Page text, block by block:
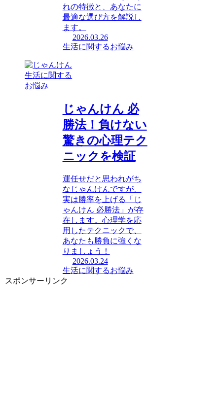
れの特徴と、あなたに
最適な選び方を解説し
ます。
2026.03.26
生活に関するお悩み
生活に関する
お悩み
じゃんけん 必
勝法！負けない
驚きの心理テク
ニックを検証
運任せだと思われがち
なじゃんけんですが、
実は勝率を上げる「じ
ゃんけん 必勝法」が存
在します。心理学を応
用したテクニックで、
あなたも勝負に強くな
りましょう！
2026.03.24
生活に関するお悩み
スポンサーリンク